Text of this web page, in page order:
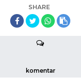
SHARE
komentar